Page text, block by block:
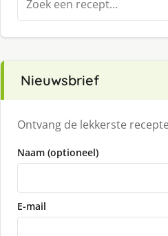
naar:
Nieuwsbrief
Ontvang de lekkerste
Naam (optioneel)
E-mail